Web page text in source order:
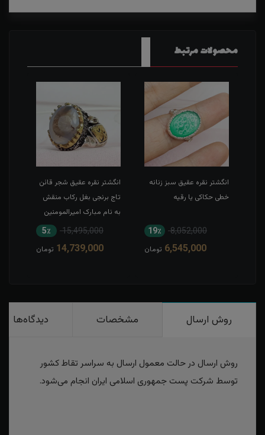
محصولات مرتبط
انگشتر نقره عقیق سبز زنانه
خطی حکاکی یا رقیه
8,052,000 19٪
6,545,000 تومان
انگشتر نقره عقیق شجر قائن
تاج برنجی بغل رکاب منقش
به نام مبارک امیرالمومنین
15,495,000 5٪
14,739,000 تومان
روش ارسال مشخصات دیدگاه‌ها
روش ارسال در حالت معمول ارسال به سراسر تقاط کشور
توسط شرکت پست جمهوری اسلامی ایران انجام می‌شود.